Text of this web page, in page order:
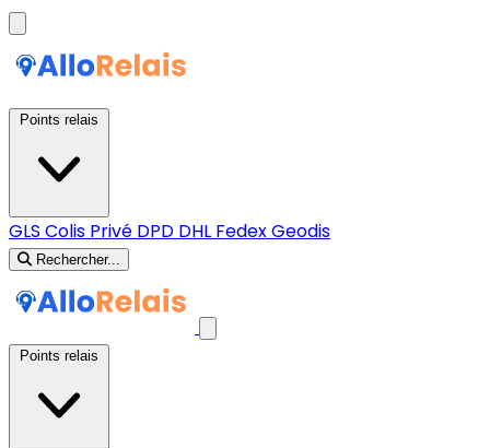
GLS Colis Privé DPD DHL FedexGeodis
Rechercher...